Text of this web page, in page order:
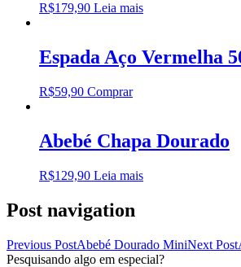
R$179,90 Leia mais
Espada Aço Vermelha
R$59,90 Comprar
Abebé Chapa Dourado
R$129,90 Leia mais
Post navigation
Previous PostAbebé Dourado MiniNext Post
Pesquisando algo em especial?